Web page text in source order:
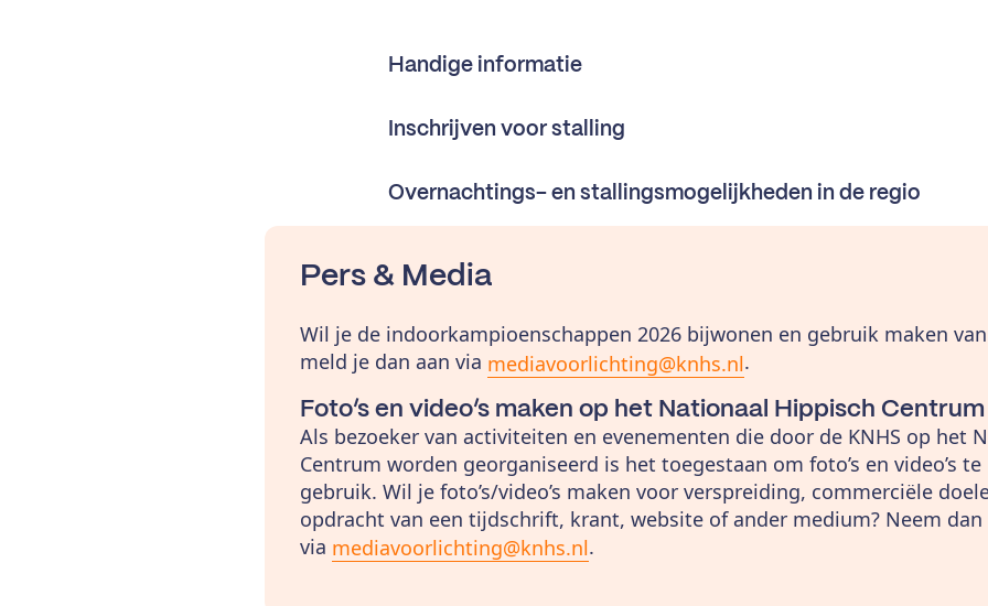
Handige informatie
Inschrijven voor stalling
Overnachtings- en stallingsmogelijkheden in de regio
Pers & Media
Wil je de indoorkampioenschappen 2026 bijwonen en gebruik maken
meld je dan aan via mediavoorlichting@knhs.nl.
Foto’s en video’s maken op het Nationaal Hippisch Centrum
Als bezoeker van activiteiten en evenementen die door de KNHS op het
Centrum worden georganiseerd is het toegestaan om foto’s en video’s
gebruik. Wil je foto’s/video’s maken voor verspreiding, commerciële
opdracht van een tijdschrift, krant, website of ander medium? Neem
via mediavoorlichting@knhs.nl.